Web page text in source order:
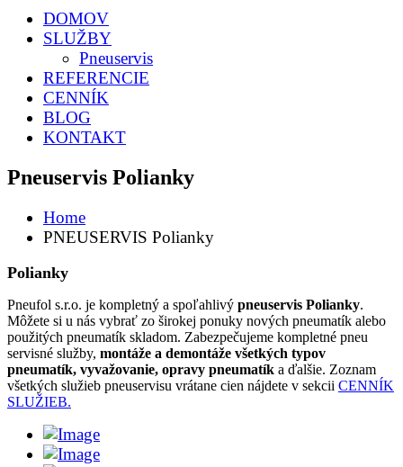
DOMOV
SLUŽBY
Pneuservis
REFERENCIE
CENNÍK
BLOG
KONTAKT
Pneuservis Polianky
Home
PNEUSERVIS Polianky
Polianky
Pneufol s.r.o. je kompletný a spoľahlivý pneuservis Polianky.
Môžete si u nás vybrať zo širokej ponuky nových pneumatík alebo
použitých pneumatík skladom. Zabezpečujeme kompletné pneu
servisné služby, montáže a demontáže všetkých typov
pneumatík, vyvažovanie, opravy pneumatík a ďalšie. Zoznam
všetkých služieb pneuservisu vrátane cien nájdete v sekcii CENNÍK
SLUŽIEB.